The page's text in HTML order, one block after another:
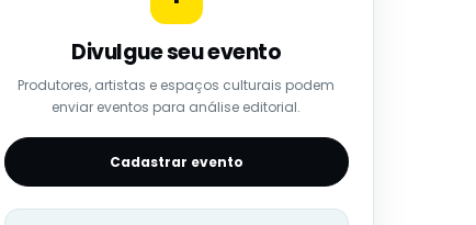
Divulgue seu evento
Produtores, artistas e espaços culturais podem
enviar eventos para análise editorial.
Cadastrar evento